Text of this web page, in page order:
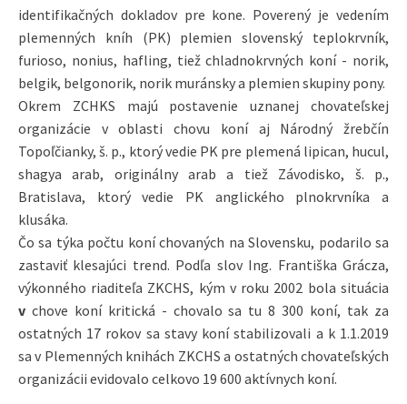
identifikačných dokladov pre kone. Poverený je vedením
plemenných kníh (PK) plemien slovenský teplokrvník,
furioso, nonius, hafling, tiež chladnokrvných koní - norik,
belgik, belgonorik, norik muránsky a plemien skupiny pony.
Okrem ZCHKS majú postavenie uznanej chovateľskej
organizácie v oblasti chovu koní aj Národný žrebčín
Topoľčianky, š. p., ktorý vedie PK pre plemená lipican, hucul,
shagya arab, originálny arab a tiež Závodisko, š. p.,
Bratislava, ktorý vedie PK anglického plnokrvníka a
klusáka.
Čo sa týka počtu koní chovaných na Slovensku, podarilo sa
zastaviť klesajúci trend. Podľa slov Ing. Františka Grácza,
výkonného riaditeľa ZKCHS, kým v roku 2002 bola situácia
v chove koní kritická - chovalo sa tu 8 300 koní, tak za
ostatných 17 rokov sa stavy koní stabilizovali a k 1.1.2019
sa v Plemenných knihách ZKCHS a ostatných chovateľských
organizácii evidovalo celkovo 19 600 aktívnych koní.